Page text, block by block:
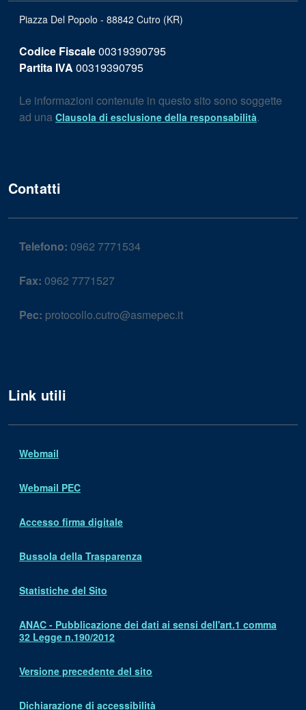
Piazza Del Popolo - 88842 Cutro (KR)
Codice Fiscale00319390795
Partita IVA 00319390795
Le informazioni contenute in questo sito sono soggette
ad una Clausola di esclusione della responsabilità.
Contatti
Telefono: 0962 7771534
Fax: 0962 7771527
Pec: protocollo.cutro@asmepec.it
Link utili
Webmail
Webmail PEC
Accesso firma digitale
Bussola della Trasparenza
Statistiche del Sito
ANAC - Pubblicazione dei dati ai sensi dell'art.1 comma
32 Legge n.190/2012
Versione precedente del sito
Dichiarazione di accessibilità